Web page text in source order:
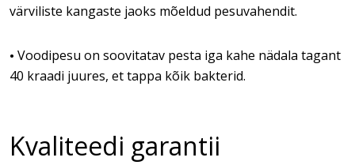
värviliste kangaste jaoks mõeldud pesuvahendit.
• Voodipesu on soovitatav pesta iga kahe nädala tagant
40 kraadi juures, et tappa kõik bakterid.
Kvaliteedi garantii